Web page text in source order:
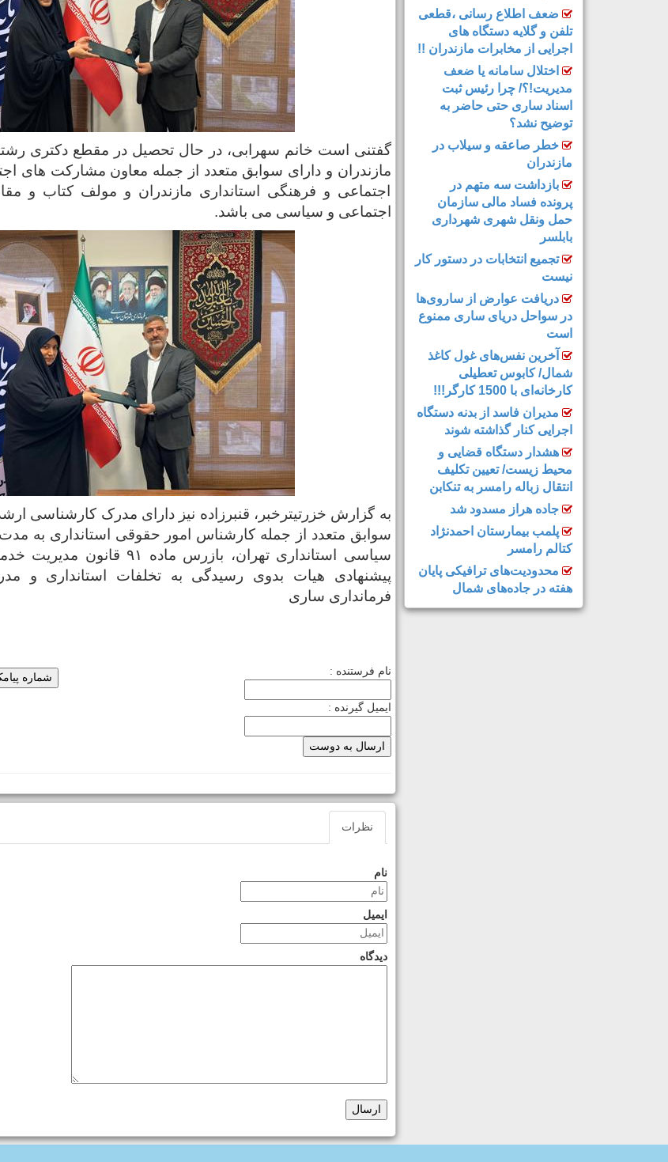
ضعف اطلاع رسانی ،قطعی
تلفن و گلایه دستگاه های
اجرایی از مخابرات مازندران !!
اختلال سامانه یا ضعف
مدیریت!؟/ چرا رئیس ثبت
اسناد ساری حتی حاضر به
توضیح نشد؟
خطر صاعقه و سیلاب در
مازندران
بازداشت سه متهم در
پرونده فساد مالی سازمان
حمل‌ ونقل شهری شهرداری
بابلسر
تجمیع انتخابات در دستور کار
نیست
دریافت عوارض از ساروی‌ها
در سواحل دریای ساری ممنوع
است
آخرین نفس‌های غول کاغذ
شمال‌/ ‌کابوس تعطیلی
کارخانه‌ای با 1500 کارگر!!!
مدیران فاسد از بدنه دستگاه
اجرایی کنار گذاشته شوند
هشدار دستگاه قضایی و
محیط زیست/ تعیین تکلیف
انتقال زباله رامسر به تنکابن
جاده هراز مسدود شد
پلمب بیمارستان احمدنژاد
کتالم رامسر
محدودیت‌های ترافیکی پایان
هفته در جاده‌های شمال
گفتنی است خانم سهرابی، در حال تحصیل در مقطع دکتری
مازندران و دارای سوابق متعدد از جمله معاون مشارکت های
اجتماعی و فرهنگی استانداری مازندران و مولف کتاب و
اجتماعی و سیاسی می باشد.
به گزارش خزرتیترخبر، قنبرزاده نیز دارای مدرک کارشناسی
سیاسی استانداری تهران، بازرس
پیشنهادی هیات بدوی رسیدگی به تخلفات استانداری و
فرمانداری ساری
شماره پیامک :
نام فرستنده :
ایمیل گیرنده :
نظرات
نام
ایمیل
دیدگاه
ارسال